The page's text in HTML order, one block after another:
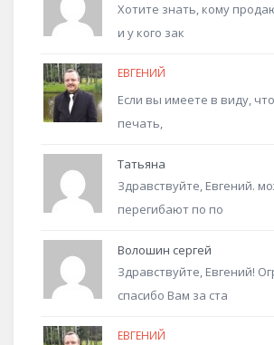
Хотите знать, кому
и у кого зак
ЕВГЕНИЙ
Если вы имеете в виду,
печать,
Татьяна
Здравствуйте, Евгений.
перегибают по по
Волошин сергей
Здравствуйте, Евгений!
спасибо Вам за ста
ЕВГЕНИЙ